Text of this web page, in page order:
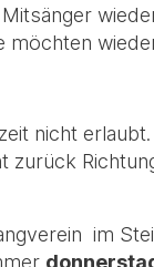
möchten
nicht
zurück
im